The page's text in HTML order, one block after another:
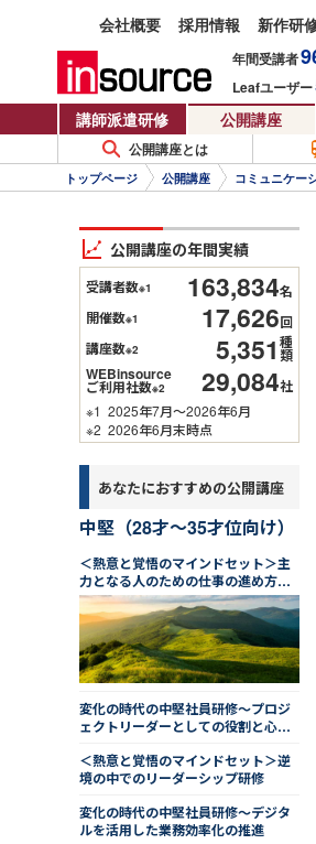
会社概要 採用情報 新作研
年間受講者
Leafユーザー
講師派遣研修
公開講座
公開講座とは
トップページ 公開講座 コミュニケー
公開講座の年間実績
受講者数※1 163,834名
開催数※1 17,626回
講座数※2 5,351 種
類
WEBinsource
ご利用社数※2 29,084社
※1 2025年7月～2026年6月
※2 2026年6月末時点
あなたにおすすめの公開講座
中堅（28才～35才位向け）
＜熱意と覚悟のマインドセット＞主
力となる人のための仕事の進め方研
修（２日間）
変化の時代の中堅社員研修～プロジ
ェクトリーダーとしての役割と心構
＜熱意と覚悟のマインドセット＞逆
境の中でのリーダーシップ研修
変化の時代の中堅社員研修～デジタ
ルを活用した業務効率化の推進